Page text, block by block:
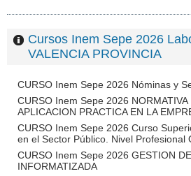
Cursos Inem Sepe 2026
VALENCIA PROVINCIA
CURSO Inem Sepe 2026 Nóminas y
CURSO Inem Sepe 2026 NORMATIVA
APLICACION PRACTICA EN LA
CURSO Inem Sepe 2026 Curso
en el Sector Público. Nivel Profesional
CURSO Inem Sepe 2026 GESTION
INFORMATIZADA